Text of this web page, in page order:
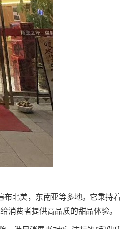
布北美，东南亚等多地。它秉持
消费者提供高品质的甜品体验。